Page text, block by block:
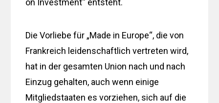
Die Vorliebe für „Made in Europe“, die von
Frankreich leidenschaftlich vertreten wird,
hat in der gesamten Union nach und nach
Einzug gehalten, auch wenn einige
Mitgliedstaaten es vorziehen, sich auf die